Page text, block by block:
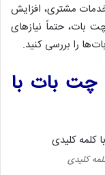
مشتری، افزایش
بات، حتماً نیازهای
را بررسی کنید.
چت بات با
کلیدی